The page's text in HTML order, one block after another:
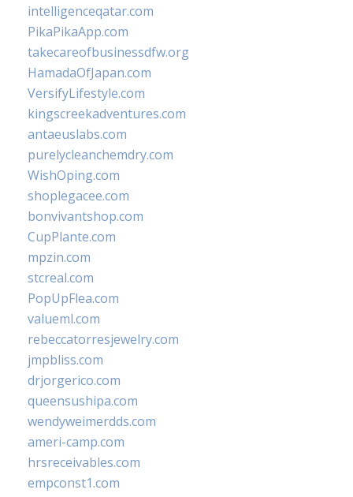
intelligenceqatar.com
PikaPikaApp.com
takecareofbusinessdfw.org
HamadaOfJapan.com
VersifyLifestyle.com
kingscreekadventures.com
antaeuslabs.com
purelycleanchemdry.com
WishOping.com
shoplegacee.com
bonvivantshop.com
CupPlante.com
mpzin.com
stcreal.com
PopUpFlea.com
valueml.com
rebeccatorresjewelry.com
jmpbliss.com
drjorgerico.com
queensushipa.com
wendyweimerdds.com
ameri-camp.com
hrsreceivables.com
empconst1.com